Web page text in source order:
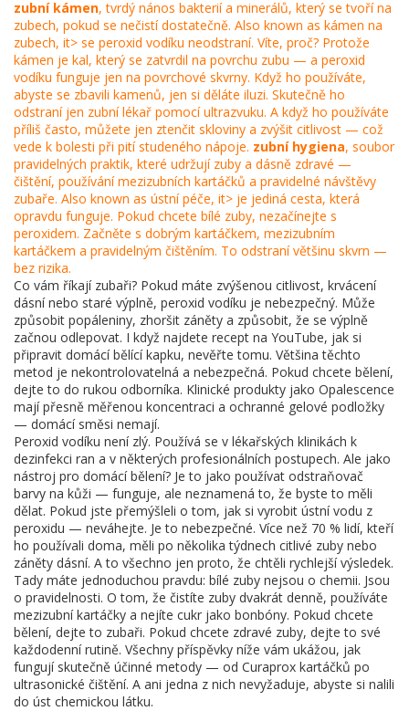
zubní kámen,tvrdý nános bakterií a minerálů, který se tvoří na
zubech, pokud se nečistí dostatečně. Also known as kámen na
zubech, it> se peroxid vodíku neodstraní. Víte, proč? Protože
kámen je kal, který se zatvrdil na povrchu zubu — a peroxid
vodíku funguje jen na povrchové skvrny. Když ho používáte,
abyste se zbavili kamenů, jen si děláte iluzi. Skutečně ho
odstraní jen zubní lékař pomocí ultrazvuku. A když ho používáte
příliš často, můžete jen ztenčit skloviny a zvýšit citlivost — což
vede k bolesti při pití studeného nápoje. zubní hygiena, soubor
pravidelných praktik, které udržují zuby a dásně zdravé —
čištění, používání mezizubních kartáčků a pravidelné návštěvy
zubaře. Also known as ústní péče, it> je jediná cesta, která
opravdu funguje. Pokud chcete bílé zuby, nezačínejte s
peroxidem. Začněte s dobrým kartáčkem, mezizubním
kartáčkem a pravidelným čištěním. To odstraní většinu skvrn —
bez rizika.
Co vám říkají zubaři? Pokud máte zvýšenou citlivost, krvácení
dásní nebo staré výplně, peroxid vodíku je nebezpečný. Může
způsobit popáleniny, zhoršit záněty a způsobit, že se výplně
začnou odlepovat. I když najdete recept na YouTube, jak si
připravit domácí bělící kapku, nevěřte tomu. Většina těchto
metod je nekontrolovatelná a nebezpečná. Pokud chcete bělení,
dejte to do rukou odborníka. Klinické produkty jako Opalescence
mají přesně měřenou koncentraci a ochranné gelové podložky
— domácí směsi nemají.
Peroxid vodíku není zlý. Používá se v lékařských klinikách k
dezinfekci ran a v některých profesionálních postupech. Ale jako
nástroj pro domácí bělení? Je to jako používat odstraňovač
barvy na kůži — funguje, ale neznamená to, že byste to měli
dělat. Pokud jste přemýšleli o tom, jak si vyrobit ústní vodu z
peroxidu — neváhejte. Je to nebezpečné. Více než 70 % lidí, kteří
ho používali doma, měli po několika týdnech citlivé zuby nebo
záněty dásní. A to všechno jen proto, že chtěli rychlejší výsledek.
Tady máte jednoduchou pravdu: bílé zuby nejsou o chemii. Jsou
o pravidelnosti. O tom, že čistíte zuby dvakrát denně, používáte
mezizubní kartáčky a nejíte cukr jako bonbóny. Pokud chcete
bělení, dejte to zubaři. Pokud chcete zdravé zuby, dejte to své
každodenní rutině. Všechny příspěvky níže vám ukážou, jak
fungují skutečně účinné metody — od Curaprox kartáčků po
ultrasonické čištění. A ani jedna z nich nevyžaduje, abyste si nalili
do úst chemickou látku.